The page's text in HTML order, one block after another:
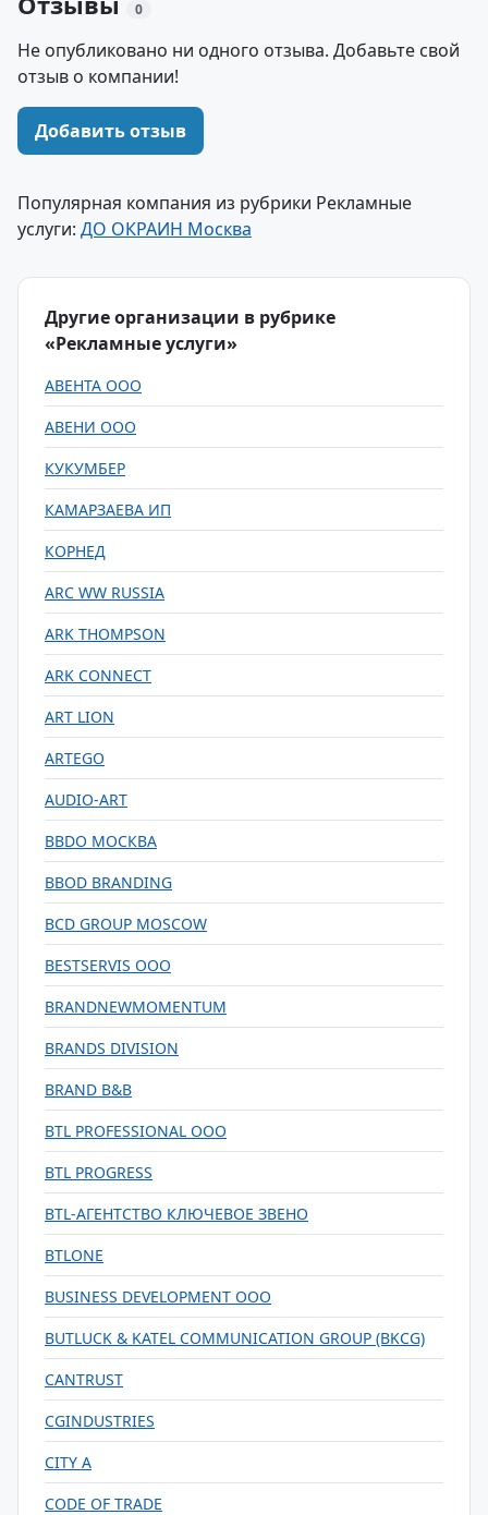
0
Не опубликовано ни одного отзыва. Добавьте свой
отзыв о компании!
Добавить отзыв
Популярная компания из рубрики Рекламные
услуги: ДО ОКРАИН Москва
Другие организации в рубрике
«Рекламные услуги»
АВЕНТА ООО
АВЕНИ ООО
КУКУМБЕР
КАМАРЗАЕВА ИП
КОРНЕД
ARC WW RUSSIA
ARK THOMPSON
ARK CONNECT
ART LION
ARTEGO
AUDIO-ART
BBDO МОСКВА
BBOD BRANDING
BCD GROUP MOSCOW
BESTSERVIS OOO
BRANDNEWMOMENTUM
BRANDS DIVISION
BRAND B&B
BTL PROFESSIONAL OOO
BTL PROGRESS
BTL-АГЕНТСТВО КЛЮЧЕВОЕ ЗВЕНО
BTLONE
BUSINESS DEVELOPMENT OOO
BUTLUCK & KATEL COMMUNICATION GROUP (BKCG)
CANTRUST
CGINDUSTRIES
CITY A
CODE OF TRADE